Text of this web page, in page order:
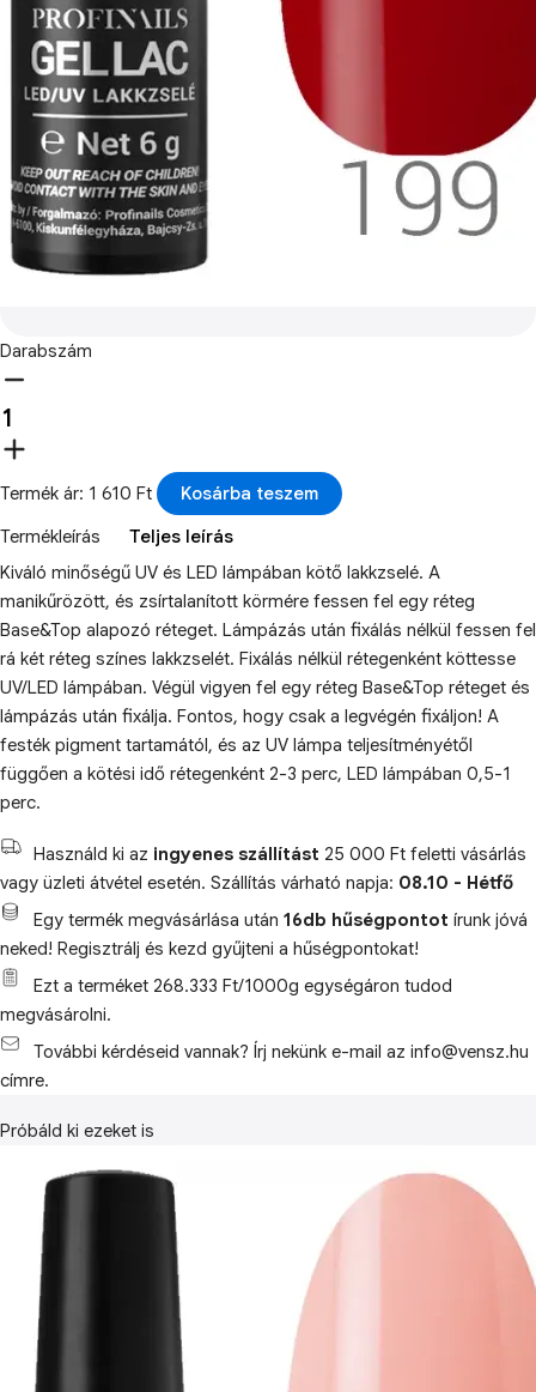
Darabszám
Termék ár: 1 610 Ft
Kosárba teszem
Termékleírás
Teljes leírás
Kiváló minőségű UV és LED lámpában kötő lakkzselé. A
manikűrözött, és zsírtalanított körmére fessen fel egy réteg
Base&Top alapozó réteget. Lámpázás után fixálás nélkül fessen fel
rá két réteg színes lakkzselét. Fixálás nélkül rétegenként köttesse
UV/LED lámpában. Végül vigyen fel egy réteg Base&Top réteget és
lámpázás után fixálja. Fontos, hogy csak a legvégén fixáljon! A
festék pigment tartamától, és az UV lámpa teljesítményétől
függően a kötési idő rétegenként 2-3 perc, LED lámpában 0,5-1
perc.
Használd ki az ingyenes szállítást 25 000 Ft feletti vásárlás
vagy üzleti átvétel esetén. Szállítás várható napja: 08.10 - Hétfő
Egy termék megvásárlása után 16db hűségpontot írunk jóvá
neked! Regisztrálj és kezd gyűjteni a hűségpontokat!
Ezt a terméket 268.333 Ft/1000g egységáron tudod
megvásárolni.
További kérdéseid vannak? Írj nekünk e-mail az info@vensz.hu
címre.
Próbáld ki ezeket is